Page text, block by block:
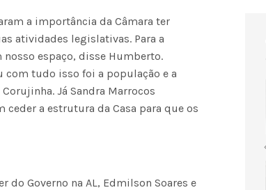
a importância da Câmara ter
atividades legislativas. Para a
espaço, disse Humberto.
com tudo isso foi a população e a
Já Sandra Marrocos
a estrutura da Casa para que os
do Governo na AL, Edmilson Soares e